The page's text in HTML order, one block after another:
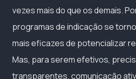
vezes mais do que os demais.
programas de indicação se
mais eficazes de potencializar
Mas, para serem efetivos,
transparentes, comunicação